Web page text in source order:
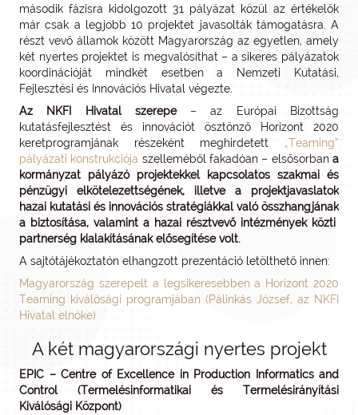
második fázisra kidolgozott 31 pályázat közül az értékelők
már csak a legjobb 10 projektet javasolták támogatásra. A
részt vevő államok között Magyarország az egyetlen, amely
két nyertes projektet is megvalósíthat – a sikeres pályázatok
koordinációját mindkét esetben a Nemzeti Kutatási,
Fejlesztési és Innovációs Hivatal végezte.
Az NKFI Hivatal szerepe– az Európai Bizottság
kutatásfejlesztést és innovációt ösztönző Horizont 2020
keretprogramjának részeként meghirdetett „Teaming”
pályázati konstrukciója szelleméből fakadóan – elsősorbana
kormányzat pályázó projektekkel kapcsolatos szakmai és
pénzügyi elkötelezettségének, illetve a projektjavaslatok
hazai kutatási és innovációs stratégiákkal való összhangjának
a biztosítása, valamint a hazai résztvevő intézmények közti
partnerség kialakításának elősegítése volt.
A sajtótájékoztatón elhangzott prezentáció letölthető innen:
Magyarország szerepelt a legsikeresebben a Horizont 2020
Teaming kiválósági programjában (Pálinkás József, az NKFI
Hivatal elnöke)
A két magyarországi nyertes projekt
EPIC – Centre of Excellence in Production Informatics and
Control (Termelésinformatikai és Termelésirányítási
Kiválósági Központ)